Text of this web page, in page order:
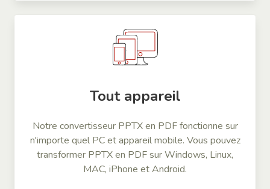
Tout appareil
Notre convertisseur PPTX en PDF fonctionne sur
n'importe quel PC et appareil mobile. Vous pouvez
transformer PPTX en PDF sur Windows, Linux,
MAC, iPhone et Android.